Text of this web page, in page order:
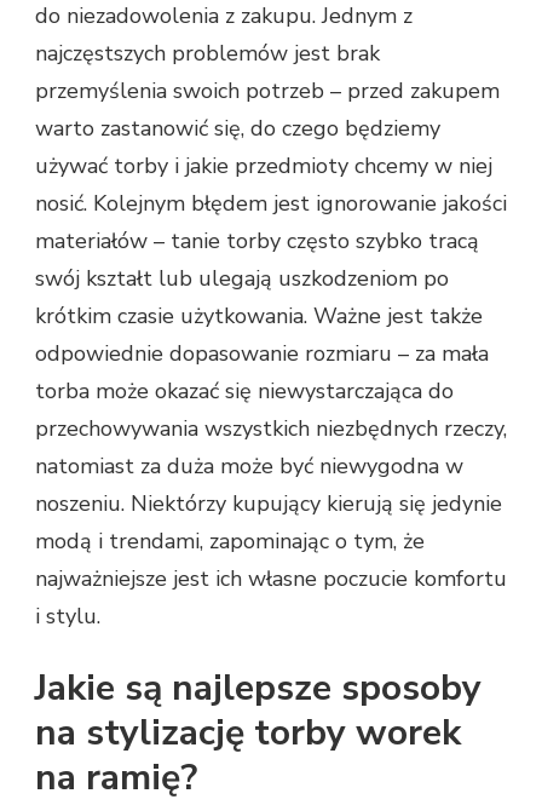
do niezadowolenia z zakupu. Jednym z
najczęstszych problemów jest brak
przemyślenia swoich potrzeb – przed zakupem
warto zastanowić się, do czego będziemy
używać torby i jakie przedmioty chcemy w niej
nosić. Kolejnym błędem jest ignorowanie jakości
materiałów – tanie torby często szybko tracą
swój kształt lub ulegają uszkodzeniom po
krótkim czasie użytkowania. Ważne jest także
odpowiednie dopasowanie rozmiaru – za mała
torba może okazać się niewystarczająca do
przechowywania wszystkich niezbędnych rzeczy,
natomiast za duża może być niewygodna w
noszeniu. Niektórzy kupujący kierują się jedynie
modą i trendami, zapominając o tym, że
najważniejsze jest ich własne poczucie komfortu
i stylu.
Jakie są najlepsze sposoby
na stylizację torby worek
na ramię?